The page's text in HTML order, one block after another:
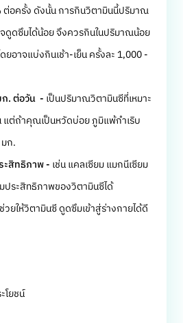
ต่อครั้ง ดังนั้น การกินวิตามินนี้ปริมาณ
ดูดซึมได้น้อย จึงควรกินในปริมาณน้อย
อาจแบ่งกินเช้า-เย็น ครั้งละ 1,000 -
ก. ต่อวัน - เป็นปริมาณวิตามินซีที่เหมาะ
แต่ถ้าคุณเป็นหวัดบ่อย ภูมิแพ้กำเริบ
ก.
ะสิทธิภาพ - เช่น แคลเซียม แมกนีเซียม
ประสิทธิภาพของวิตามินซีได้
วยให้วิตามินซี ดูดซึมเข้าสู่ร่างกายได้ดี